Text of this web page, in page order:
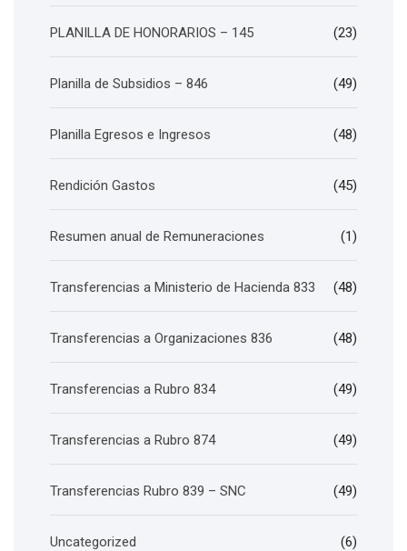
PLANILLA DE HONORARIOS – 145 (23)
Planilla de Subsidios – 846 (49)
Planilla Egresos e Ingresos (48)
Rendición Gastos (45)
Resumen anual de Remuneraciones (1)
Transferencias a Ministerio de Hacienda 833 (48)
Transferencias a Organizaciones 836 (48)
Transferencias a Rubro 834 (49)
Transferencias a Rubro 874 (49)
Transferencias Rubro 839 – SNC (49)
Uncategorized (6)